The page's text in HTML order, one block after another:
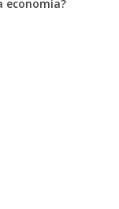
economía?